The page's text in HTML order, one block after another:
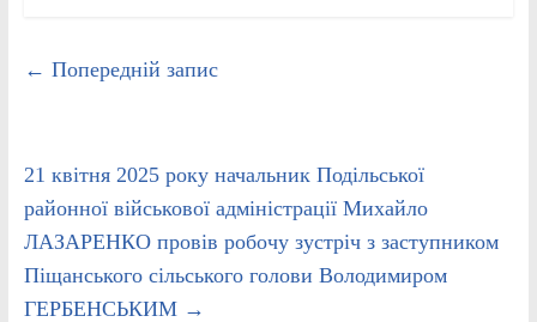
← Попередній запис
21 квітня 2025 року начальник Подільської
районної військової адміністрації Михайло
ЛАЗАРЕНКО провів робочу зустріч з заступником
Піщанського сільського голови Володимиром
ГЕРБЕНСЬКИМ →